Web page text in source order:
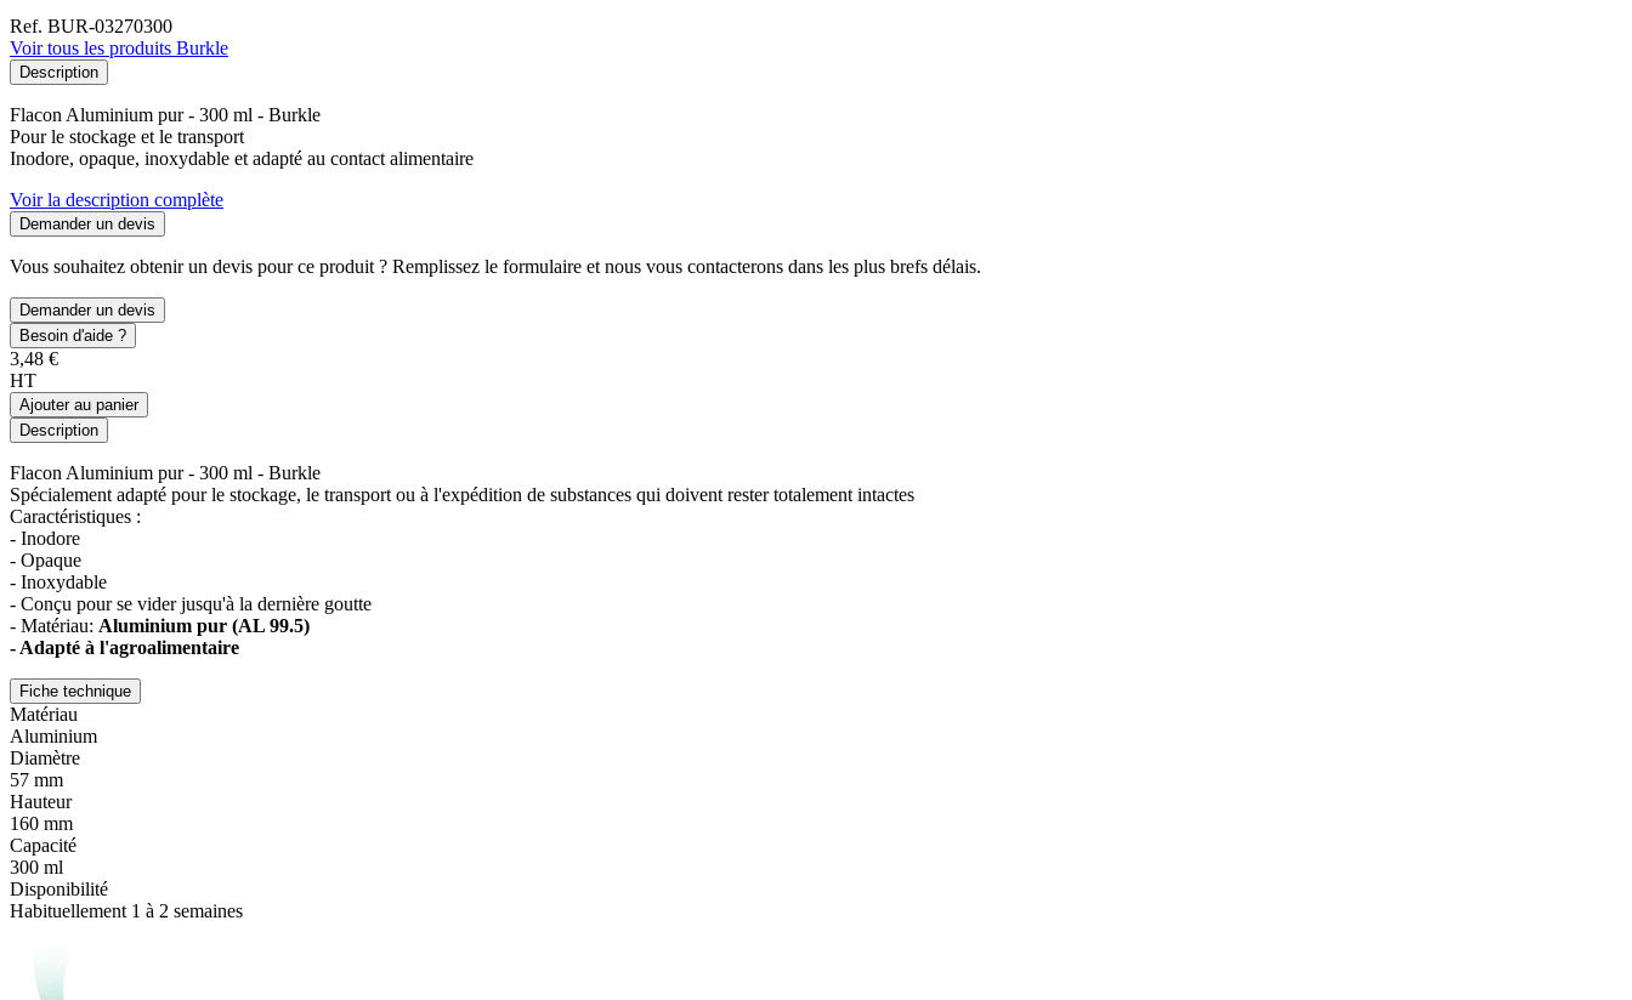
Ref. BUR-03270300
Voir tous les produits Burkle
Description
Flacon Aluminium pur - 300 ml - Burkle
Pour le stockage et le transport
Inodore, opaque, inoxydable et adapté au contact alimentaire
Voir la description complète
Demander un devis
Vous souhaitez obtenir un devis pour ce produit ? Remplissez le formulaire et nous vous contacterons dans les plus brefs délais.
Demander un devis
Besoin d'aide ?
3,48 €
HT
Ajouter au panier
Description
Flacon Aluminium pur - 300 ml - Burkle
Spécialement adapté pour le stockage, le transport ou à l'expédition de substances qui doivent rester totalement intactes
Caractéristiques :
- Inodore
- Opaque
- Inoxydable
- Conçu pour se vider jusqu'à la dernière goutte
- Matériau: Aluminium pur (AL 99.5)
- Adapté à l'agroalimentaire
Fiche technique
Matériau
Aluminium
Diamètre
57 mm
Hauteur
160 mm
Capacité
300 ml
Disponibilité
Habituellement 1 à 2 semaines